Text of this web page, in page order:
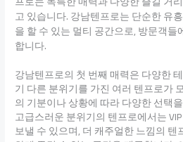
고 있습니다. 강남텐프로는 단순한 유
을 할 수 있는 멀티 공간으로, 방문객
합니다.
강남텐프로의 첫 번째 매력은 다양한
기 다른 분위기를 가진 여러 텐프로가
의 기분이나 상황에 따라 다양한 선택
고급스러운 분위기의 텐프로에서는
보낼 수 있으며, 더 캐주얼한 느낌의